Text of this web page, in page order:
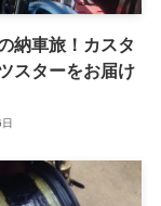
納車旅！カスタ
スターをお届け